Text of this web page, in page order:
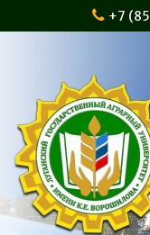
к
+7